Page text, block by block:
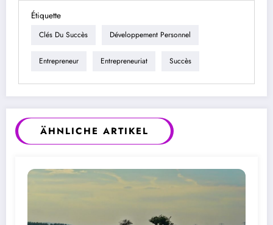
Étiquette
Clés Du Succès Développement Personnel
Entrepreneur Entrepreneuriat Succès
ÄHNLICHE ARTIKEL